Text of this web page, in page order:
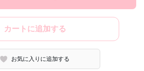
カートに追加する
お気に入りに追加する